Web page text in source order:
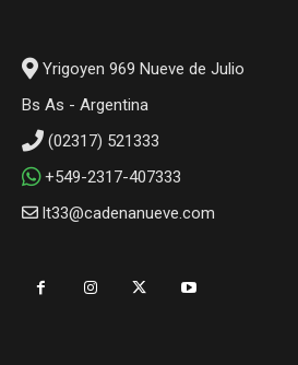
Yrigoyen 969 Nueve de Julio
Bs As - Argentina
(02317) 521333
+549-2317-407333
lt33@cadenanueve.com